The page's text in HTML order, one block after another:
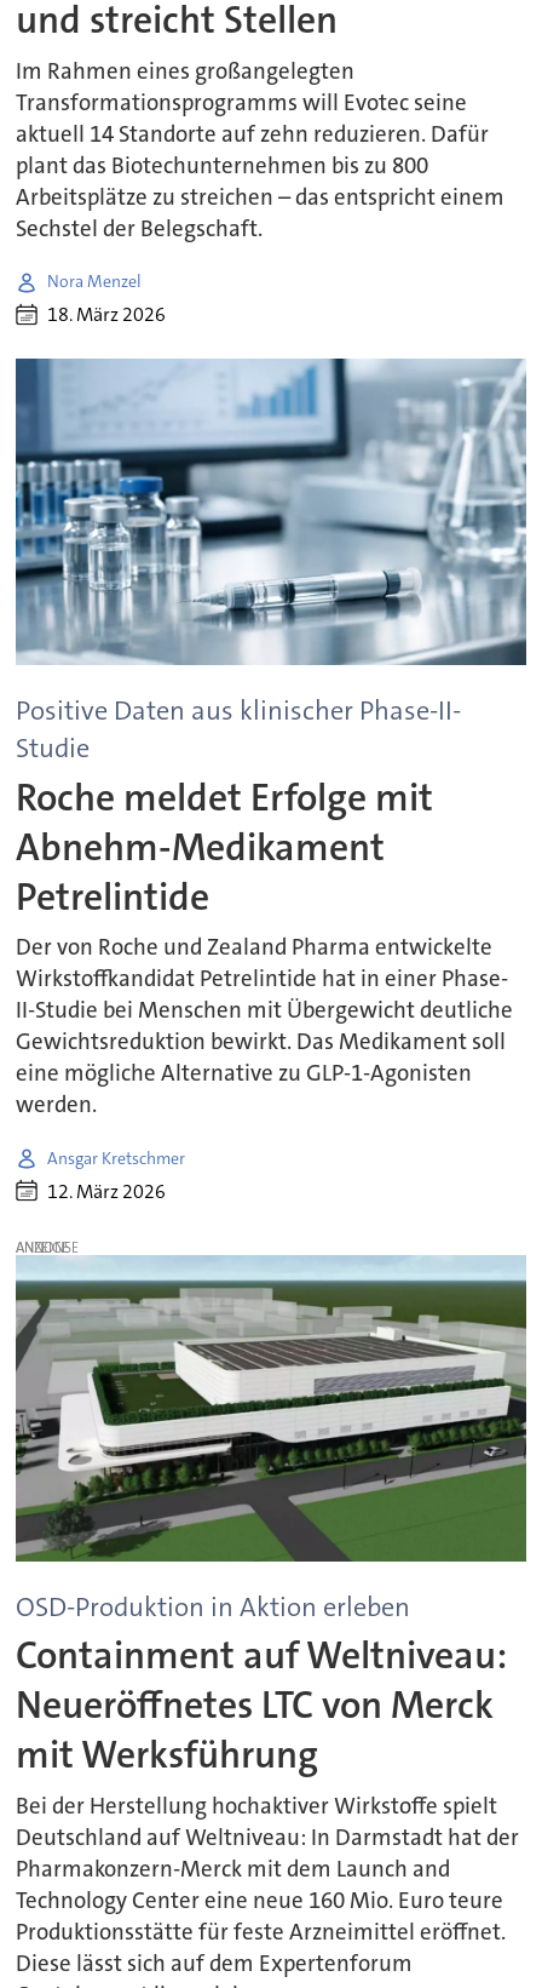
und streicht Stellen
Im Rahmen eines großangelegten
Transformationsprogramms will Evotec seine
aktuell 14 Standorte auf zehn reduzieren. Dafür
plant das Biotechunternehmen bis zu 800
Arbeitsplätze zu streichen – das entspricht einem
Sechstel der Belegschaft.
Nora Menzel
18. März 2026
Positive Daten aus klinischer Phase-II-
Studie
Roche meldet Erfolge mit
Abnehm-Medikament
Petrelintide
Der von Roche und Zealand Pharma entwickelte
Wirkstoffkandidat Petrelintide hat in einer Phase-
II-Studie bei Menschen mit Übergewicht deutliche
Gewichtsreduktion bewirkt. Das Medikament soll
eine mögliche Alternative zu GLP-1-Agonisten
werden.
Ansgar Kretschmer
12. März 2026
ANZEIGE
OSD-Produktion in Aktion erleben
Containment auf Weltniveau:
Neueröffnetes LTC von Merck
mit Werksführung
Bei der Herstellung hochaktiver Wirkstoffe spielt
Deutschland auf Weltniveau: In Darmstadt hat der
Pharmakonzern-Merck mit dem Launch and
Technology Center eine neue 160 Mio. Euro teure
Produktionsstätte für feste Arzneimittel eröffnet.
Diese lässt sich auf dem Expertenforum